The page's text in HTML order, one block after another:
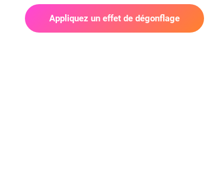
Appliquez un effet de dégonflage